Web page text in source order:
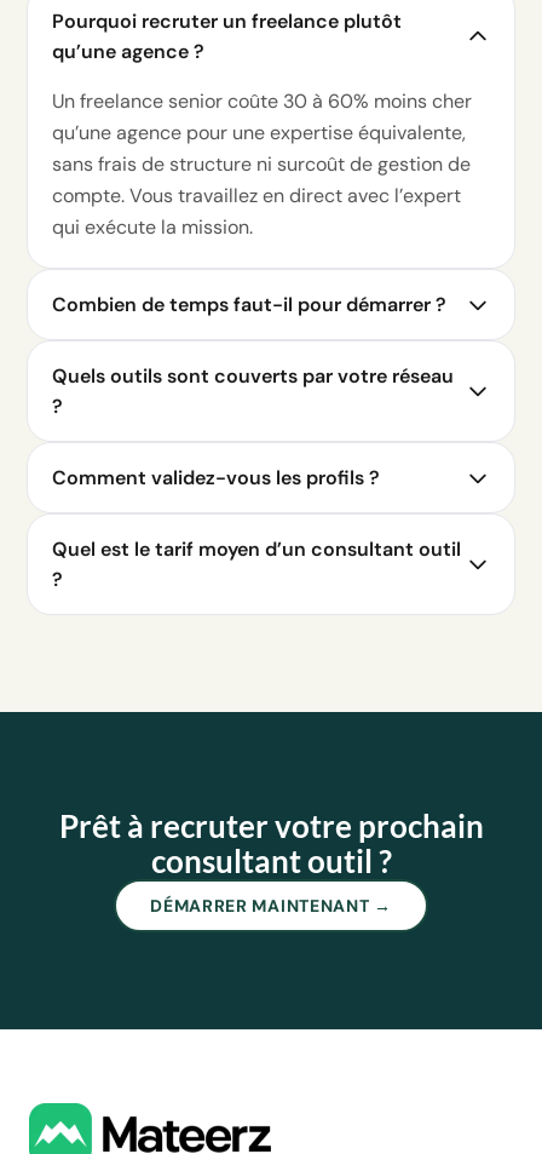
Pourquoi recruter un freelance plutôt
qu’une agence ?
Un freelance senior coûte 30 à 60% moins cher
qu’une agence pour une expertise équivalente,
sans frais de structure ni surcoût de gestion de
compte. Vous travaillez en direct avec l’expert
qui exécute la mission.
Combien de temps faut-il pour démarrer ?
Quels outils sont couverts par votre réseau
?
Comment validez-vous les profils ?
Quel est le tarif moyen d’un consultant outil
?
Prêt à recruter votre prochain
consultant outil ?
DÉMARRER MAINTENANT →